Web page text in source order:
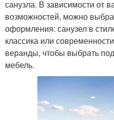
санузла. В зависимости от
возможностей, можно
оформления: санузел в
классика или
веранды, чтобы выбрать
мебель.